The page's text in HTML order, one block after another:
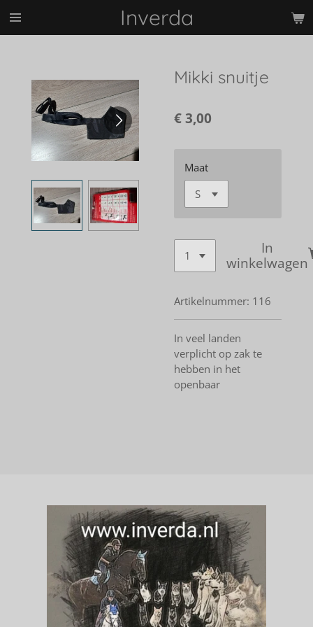
Ga
Inverda
Mikki snuitje
€ 3,00
Maat
In
winkelwagen
Artikelnummer: 116
In veel landen
verplicht op zak te
hebben in het
openbaar